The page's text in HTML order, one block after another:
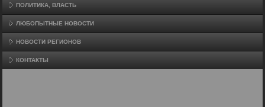
ПОЛИТИКА, ВЛАСТЬ
ЛЮБОПЫТНЫЕ НОВОСТИ
НОВОСТИ РЕГИОНОВ
КОНТАКТЫ